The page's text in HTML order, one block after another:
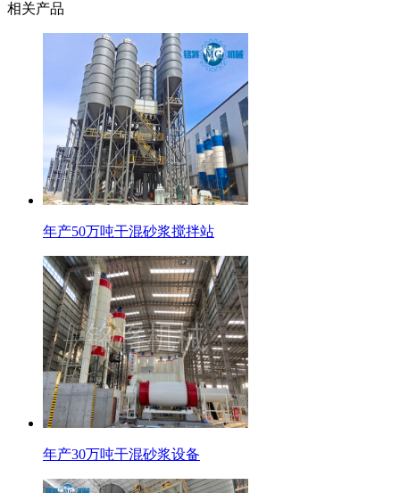
相关产品
年产50万吨干混砂浆搅拌站
年产30万吨干混砂浆设备